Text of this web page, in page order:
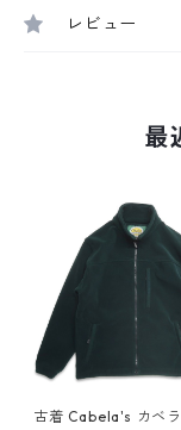
レビュー
最
古着 Cabela's カベ